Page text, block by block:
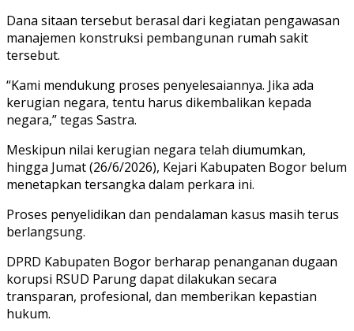
Dana sitaan tersebut berasal dari kegiatan pengawasan
manajemen konstruksi pembangunan rumah sakit
tersebut.
“Kami mendukung proses penyelesaiannya. Jika ada
kerugian negara, tentu harus dikembalikan kepada
negara,” tegas Sastra.
Meskipun nilai kerugian negara telah diumumkan,
hingga Jumat (26/6/2026), Kejari Kabupaten Bogor belum
menetapkan tersangka dalam perkara ini.
Proses penyelidikan dan pendalaman kasus masih terus
berlangsung.
DPRD Kabupaten Bogor berharap penanganan dugaan
korupsi RSUD Parung dapat dilakukan secara
transparan, profesional, dan memberikan kepastian
hukum.